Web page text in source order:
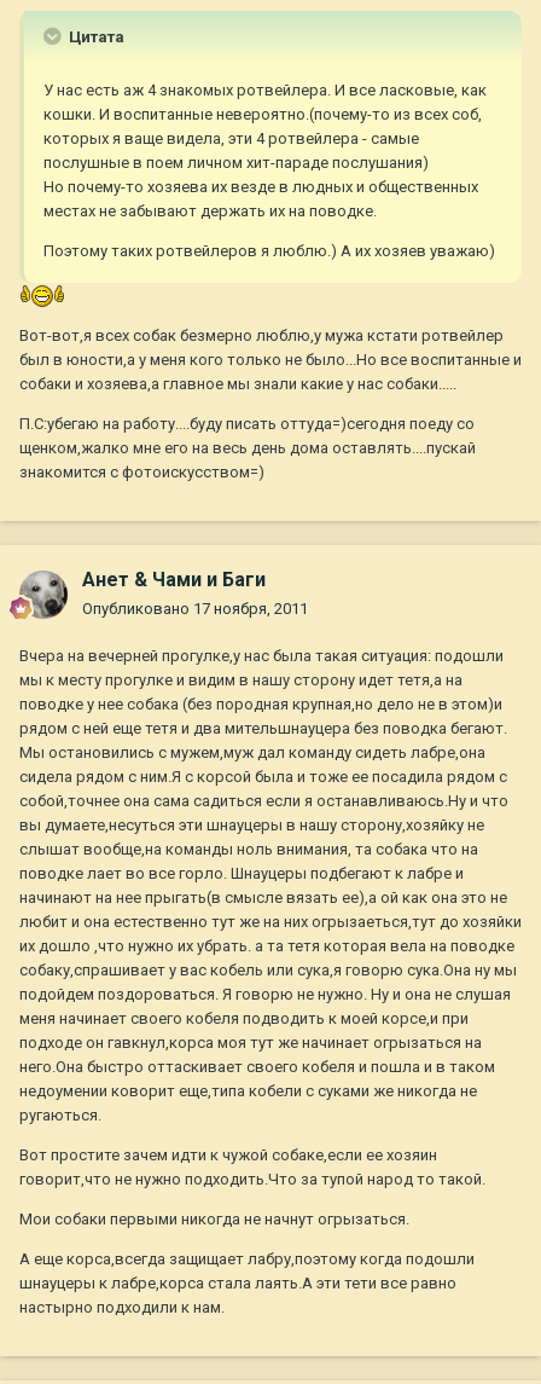
Цитата
У нас есть аж 4 знакомых ротвейлера. И все ласковые, как
кошки. И воспитанные невероятно.(почему-то из всех соб,
которых я ваще видела, эти 4 ротвейлера - самые
послушные в поем личном хит-параде послушания)
Но почему-то хозяева их везде в людных и общественных
местах не забывают держать их на поводке.
Поэтому таких ротвейлеров я люблю.) А их хозяев уважаю)
Вот-вот,я всех собак безмерно люблю,у мужа кстати ротвейлер
был в юности,а у меня кого только не было...Но все воспитанные и
собаки и хозяева,а главное мы знали какие у нас собаки.....
П.С:убегаю на работу....буду писать оттуда=)сегодня поеду со
щенком,жалко мне его на весь день дома оставлять....пускай
знакомится с фотоискусством=)
Анет & Чами и Баги
Опубликовано 17 ноября, 2011
Вчера на вечерней прогулке,у нас была такая ситуация: подошли
мы к месту прогулке и видим в нашу сторону идет тетя,а на
поводке у нее собака (без породная крупная,но дело не в этом)и
рядом с ней еще тетя и два мительшнауцера без поводка бегают.
Мы остановились с мужем,муж дал команду сидеть лабре,она
сидела рядом с ним.Я с корсой была и тоже ее посадила рядом с
собой,точнее она сама садиться если я останавливаюсь.Ну и что
вы думаете,несуться эти шнауцеры в нашу сторону,хозяйку не
слышат вообще,на команды ноль внимания, та собака что на
поводке лает во все горло. Шнауцеры подбегают к лабре и
начинают на нее прыгать(в смысле вязать ее),а ой как она это не
любит и она естественно тут же на них огрызаеться,тут до хозяйки
их дошло ,что нужно их убрать. а та тетя которая вела на поводке
собаку,спрашивает у вас кобель или сука,я говорю сука.Она ну мы
подойдем поздороваться. Я говорю не нужно. Ну и она не слушая
меня начинает своего кобеля подводить к моей корсе,и при
подходе он гавкнул,корса моя тут же начинает огрызаться на
него.Она быстро оттаскивает своего кобеля и пошла и в таком
недоумении коворит еще,типа кобели с суками же никогда не
ругаються.
Вот простите зачем идти к чужой собаке,если ее хозяин
говорит,что не нужно подходить.Что за тупой народ то такой.
Мои собаки первыми никогда не начнут огрызаться.
А еще корса,всегда защищает лабру,поэтому когда подошли
шнауцеры к лабре,корса стала лаять.А эти тети все равно
настырно подходили к нам.